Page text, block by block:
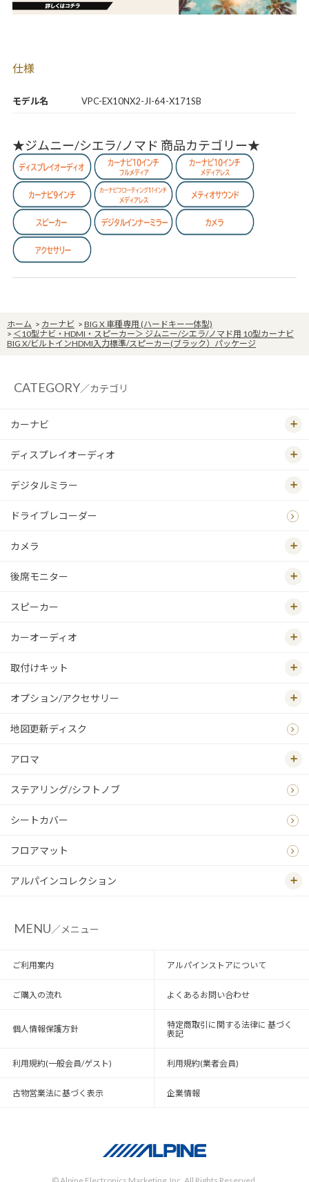
モデル名 VPC-EX10NX2-JI-64-X171SB
仕様
★ジムニー/シエラ/ノマド 商品カテゴリー★
ホーム > カーナビ > BIG X 車種専用 (ハードキー一体型)
> ＜10型ナビ・HDMI・スピーカー＞ ジムニー/シエラ/ノマド用 10型カーナビ
BIG X/ビルトインHDMI入力標準/スピーカー(ブラック）パッケージ
CATEGORY／カテゴリ
カーナビ
ディスプレイオーディオ
デジタルミラー
ドライブレコーダー
カメラ
後席モニター
スピーカー
カーオーディオ
取付けキット
オプション/アクセサリー
地図更新ディスク
アロマ
ステアリング/シフトノブ
シートカバー
フロアマット
アルパインコレクション
MENU／メニュー
ご利用案内 アルパインストアについて
ご購入の流れ よくあるお問い合わせ
個人情報保護方針
特定商取引に関する法律に 基づく
表記
利用規約(一般会員/ゲスト) 利用規約(業者会員)
古物営業法に基づく表示 企業情報